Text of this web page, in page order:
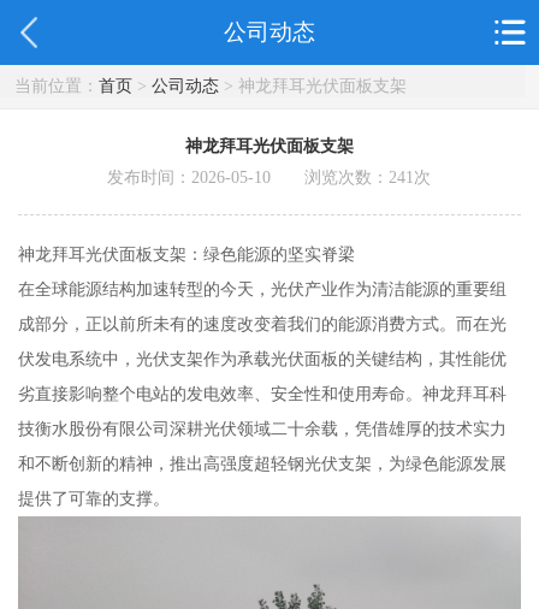
公司动态
当前位置： 首页> 公司动态> 神龙拜耳光伏面板支架
神龙拜耳光伏面板支架
发布时间：2026-05-10 浏览次数：241次
神龙拜耳光伏面板支架：绿色能源的坚实脊梁
在全球能源结构加速转型的今天，光伏产业作为清洁能源的重要组
成部分，正以前所未有的速度改变着我们的能源消费方式。而在光
伏发电系统中，光伏支架作为承载光伏面板的关键结构，其性能优
劣直接影响整个电站的发电效率、安全性和使用寿命。神龙拜耳科
技衡水股份有限公司深耕光伏领域二十余载，凭借雄厚的技术实力
和不断创新的精神，推出高强度超轻钢光伏支架，为绿色能源发展
提供了可靠的支撑。